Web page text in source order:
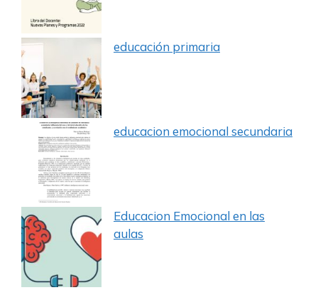
educación primaria
educacion emocional secundaria
Educacion Emocional en las
aulas